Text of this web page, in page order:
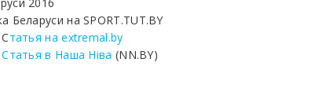
Беларуси на SPORT.TUT.BY
татья на extremal.by
Статья в Наша Нiва (NN.BY)